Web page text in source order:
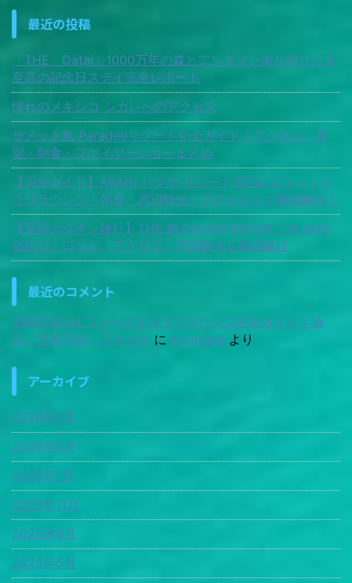
最近の投稿
「THE Datai」1000万年の森とアンダマン海が織りなす
至高の記念日ステイ完全レポート
憧れのメキシコ シカレへのアクセス
サメット島 Paradeeリゾート完全ガイド｜アクセス・客
室・朝食・ファイヤーショーまとめ
【完全ガイド】AVANI パタヤ リゾート宿泊レビュー｜ク
ラブラウンジ・朝食・周辺観光・アクセスまで徹底解説！
【至高のダナン旅行】THE BLOSSOM RESORT ISLAND
宿泊記｜口コミ、アクセス、周辺観光を徹底解説
最近のコメント
羽田空港JALファーストクラスラウンジ完全ガイド｜施
設・営業時間・アクセス に porntude より
アーカイブ
2026年7月
2026年5月
2026年1月
2025年11月
2025年8月
2025年5月